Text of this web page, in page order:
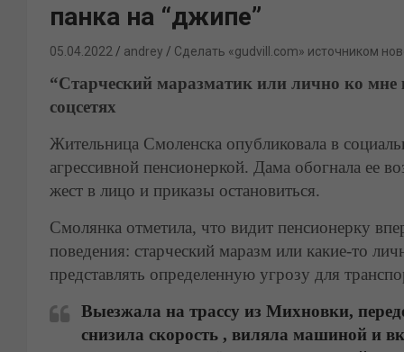
панка на “джипе”
05.04.2022 andrey Сделать «gudvill.com» источником
“Старческий маразматик или лично ко
соцсетях
Жительница Смоленска опубликовала в
агрессивной пенсионеркой. Дама обогнала ее
жест в лицо и приказы остановиться.
Смолянка отметила, что видит пенсионерку
поведения: старческий маразм или какие-то
представлять определенную угрозу для
Выезжала на трассу из Михновки,
снизила скорость , виляла машиной и